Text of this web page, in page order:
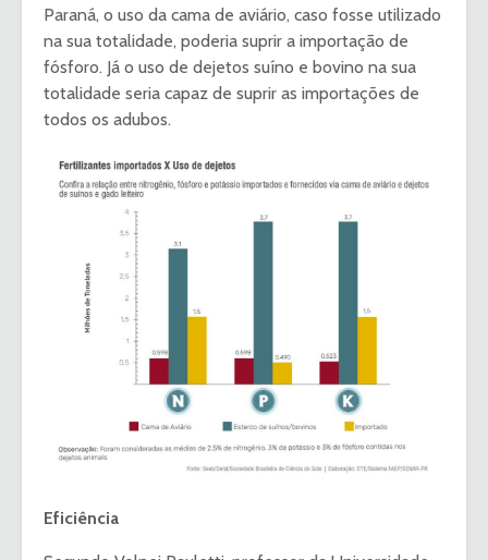
Paraná, o uso da cama de aviário, caso fosse utilizado
na sua totalidade, poderia suprir a importação de
fósforo. Já o uso de dejetos suíno e bovino na sua
totalidade seria capaz de suprir as importações de
todos os adubos.
Eficiência